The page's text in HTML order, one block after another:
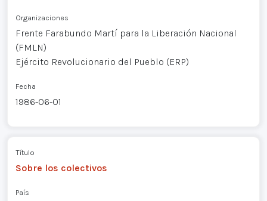
Organizaciones
Frente Farabundo Martí para la Liberación Nacional
(FMLN)
Ejército Revolucionario del Pueblo (ERP)
Fecha
1986-06-01
Título
Sobre los colectivos
País